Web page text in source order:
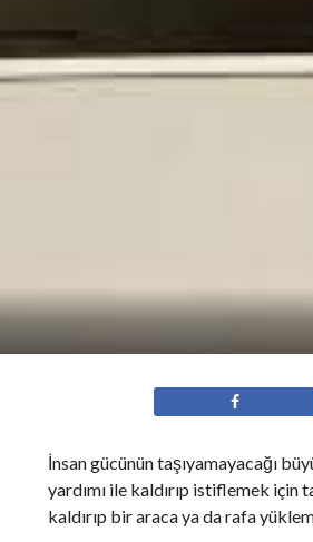
İnsan gücünün taşıyamayacağı
yardımı ile kaldırıp istiflemek için
kaldırıp bir araca ya da rafa